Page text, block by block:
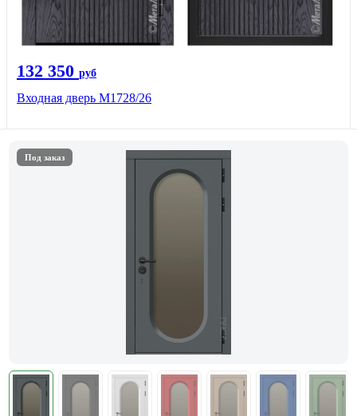
132 350 руб
Входная дверь М1728/26
Под заказ